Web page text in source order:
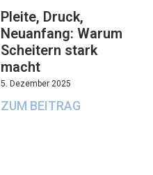
Pleite, Druck,
Neuanfang: Warum
Scheitern stark
macht
5. Dezember 2025
ZUM BEITRAG